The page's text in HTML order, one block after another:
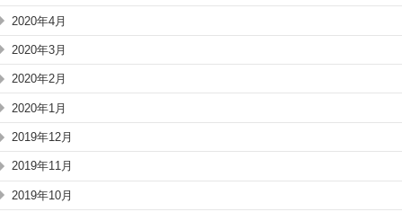
2020年4月
2020年3月
2020年2月
2020年1月
2019年12月
2019年11月
2019年10月